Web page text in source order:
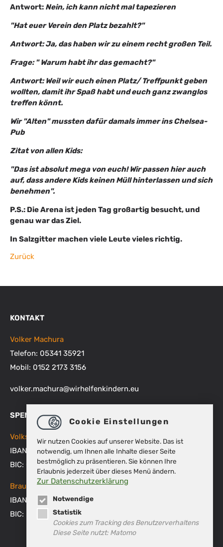
Antwort: Nein, ich kann nicht mal tapezieren
"Hat euer Verein den Platz bezahlt?"
Antwort: Ja, das haben wir zu einem recht großen Teil.
Frage: " Warum habt ihr das gemacht?"
Antwort: Weil wir euch einen Platz/ Treffpunkt geben
wollten, damit ihr Spaß habt und euch ganz zwanglos
treffen könnt.
Wir "Alten" mussten dafür damals immer ins Chelsea-
Pub
Zitat von allen Kids:
"Das ist absolut mega von euch! Wir passen hier auch
auf, dass andere Kids keinen Müll hinterlassen und sich
benehmen".
P.S.: Die Arena ist jeden Tag großartig besucht, und
genau war das Ziel.
In Salzgitter machen viele Leute vieles richtig.
Zurück
KONTAKT
Volker Machura
Telefon: 05341 35921
Mobil: 0152 2173 3156
volker.machura@wirhelfenkindern.eu
SPENDENKONTEN
Volksbank BRAWO
IBAN: DE48 2699 1066 1512 9270 00
BIC: GENODEF1WOB
Braunschweigische Landessparkasse
IBAN: DE53 2505 0000 0151 8007 45
BIC: NOLADE2HXXX
Cookie Einstellungen
Wir nutzen Cookies auf unserer Website. Das ist
notwendig, um Ihnen alle Inhalte dieser Seite
bestmöglich zu präsentieren. Sie können Ihre
Erlaubnis jederzeit über dieses Menü ändern.
Zur Datenschutzerklärung
Notwendige
Statistik
Cookies zum Tracking des Benutzerverhaltens
Diese Seite nutzt: Matomo